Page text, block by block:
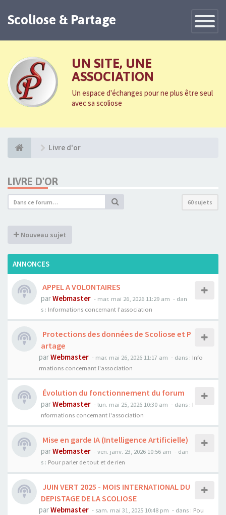
Toggle
Scoliose & Partage
UN SITE, UNE
ASSOCIATION
Un espace d'échanges pour ne plus être seul
avec sa scoliose
Livre d'or
LIVRE D'OR
60 sujets
Nouveau sujet
ANNONCES
APPEL A VOLONTAIRES
parWebmaster - mar. mai 26, 2026 11:29 am - dan
s : Informations concernant l'association
Protections des données de Scoliose et P
artage
parWebmaster - mar. mai 26, 2026 11:17 am - dans : Info
rmations concernant l'association
Évolution du fonctionnement du forum
parWebmaster - lun. mai 25, 2026 10:30 am - dans : I
nformations concernant l'association
Mise en garde IA (Intelligence Artificielle)
parWebmaster - ven. janv. 23, 2026 10:56 am - dan
s : Pour parler de tout et de rien
JUIN VERT 2025 - MOIS INTERNATIONAL DU
DEPISTAGE DE LA SCOLIOSE
parWebmaster - sam. mai 31, 2025 10:48 pm - dans : Pou